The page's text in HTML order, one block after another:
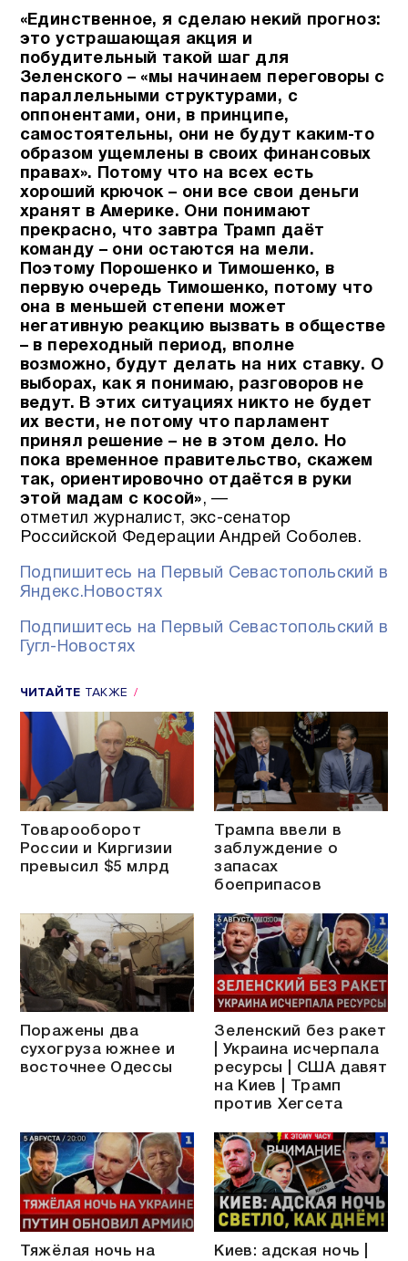
«Единственное, я сделаю некий прогноз:
это устрашающая акция и
побудительный такой шаг для
Зеленского – «мы начинаем переговоры с
параллельными структурами, с
оппонентами, они, в принципе,
самостоятельны, они не будут каким-то
образом ущемлены в своих финансовых
правах». Потому что на всех есть
хороший крючок – они все свои деньги
хранят в Америке. Они понимают
прекрасно, что завтра Трамп даёт
команду – они остаются на мели.
Поэтому Порошенко и Тимошенко, в
первую очередь Тимошенко, потому что
она в меньшей степени может
негативную реакцию вызвать в обществе
– в переходный период, вполне
возможно, будут делать на них ставку. О
выборах, как я понимаю, разговоров не
ведут. В этих ситуациях никто не будет
их вести, не потому что парламент
принял решение – не в этом дело. Но
пока временное правительство, скажем
так, ориентировочно отдаётся в руки
этой мадам с косой», —
отметил журналист, экс-сенатор
Российской Федерации Андрей Соболев.
Подпишитесь на Первый Севастопольский в
Яндекс.Новостях
Подпишитесь на Первый Севастопольский в
Гугл-Новостях
ЧИТАЙТЕ ТАКЖЕ
Товарооборот
России и Киргизии
превысил $5 млрд
Трампа ввели в
заблуждение о
запасах
боеприпасов
Поражены два
сухогруза южнее и
восточнее Одессы
Зеленский без ракет
| Украина исчерпала
ресурсы | США давят
на Киев | Трамп
против Хегсета
Тяжёлая ночь на
Киев: адская ночь |